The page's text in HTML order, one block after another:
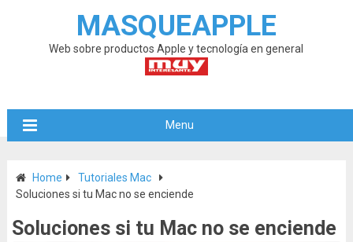
MASQUEAPPLE
Web sobre productos Apple y tecnología en general
Menu
Home
Tutoriales Mac
Soluciones si tu Mac no se enciende
Soluciones si tu Mac no se enciende